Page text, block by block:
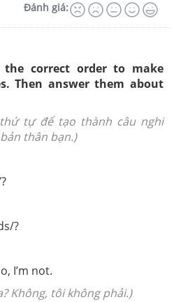
Đánh giá:
correct order to make
Then answer them about
tự để tạo thành câu nghi
thân bạn.)
?
I’m not.
Không, tôi không phải.)